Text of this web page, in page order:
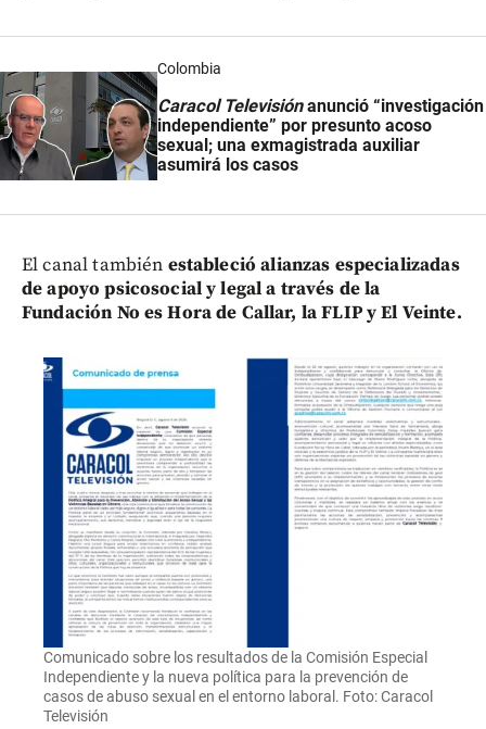
Colombia
Caracol Televisiónanunció “investigación
independiente” por presunto acoso
sexual; una exmagistrada auxiliar
asumirá los casos
El canal también estableció alianzas especializadas
de apoyo psicosocial y legal a través de la
Fundación No es Hora de Callar, la FLIP y El Veinte.
Comunicado sobre los resultados de la Comisión Especial
Independiente y la nueva política para la prevención de
casos de abuso sexual en el entorno laboral. Foto: Caracol
Televisión